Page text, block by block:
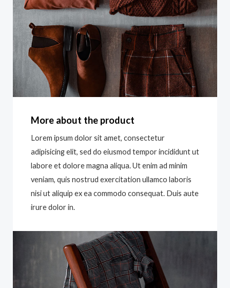
More about the product
Lorem ipsum dolor sit amet, consectetur
adipisicing elit, sed do eiusmod tempor incididunt ut
labore et dolore magna aliqua. Ut enim ad minim
veniam, quis nostrud exercitation ullamco laboris
nisi ut aliquip ex ea commodo consequat. Duis aute
irure dolor in.